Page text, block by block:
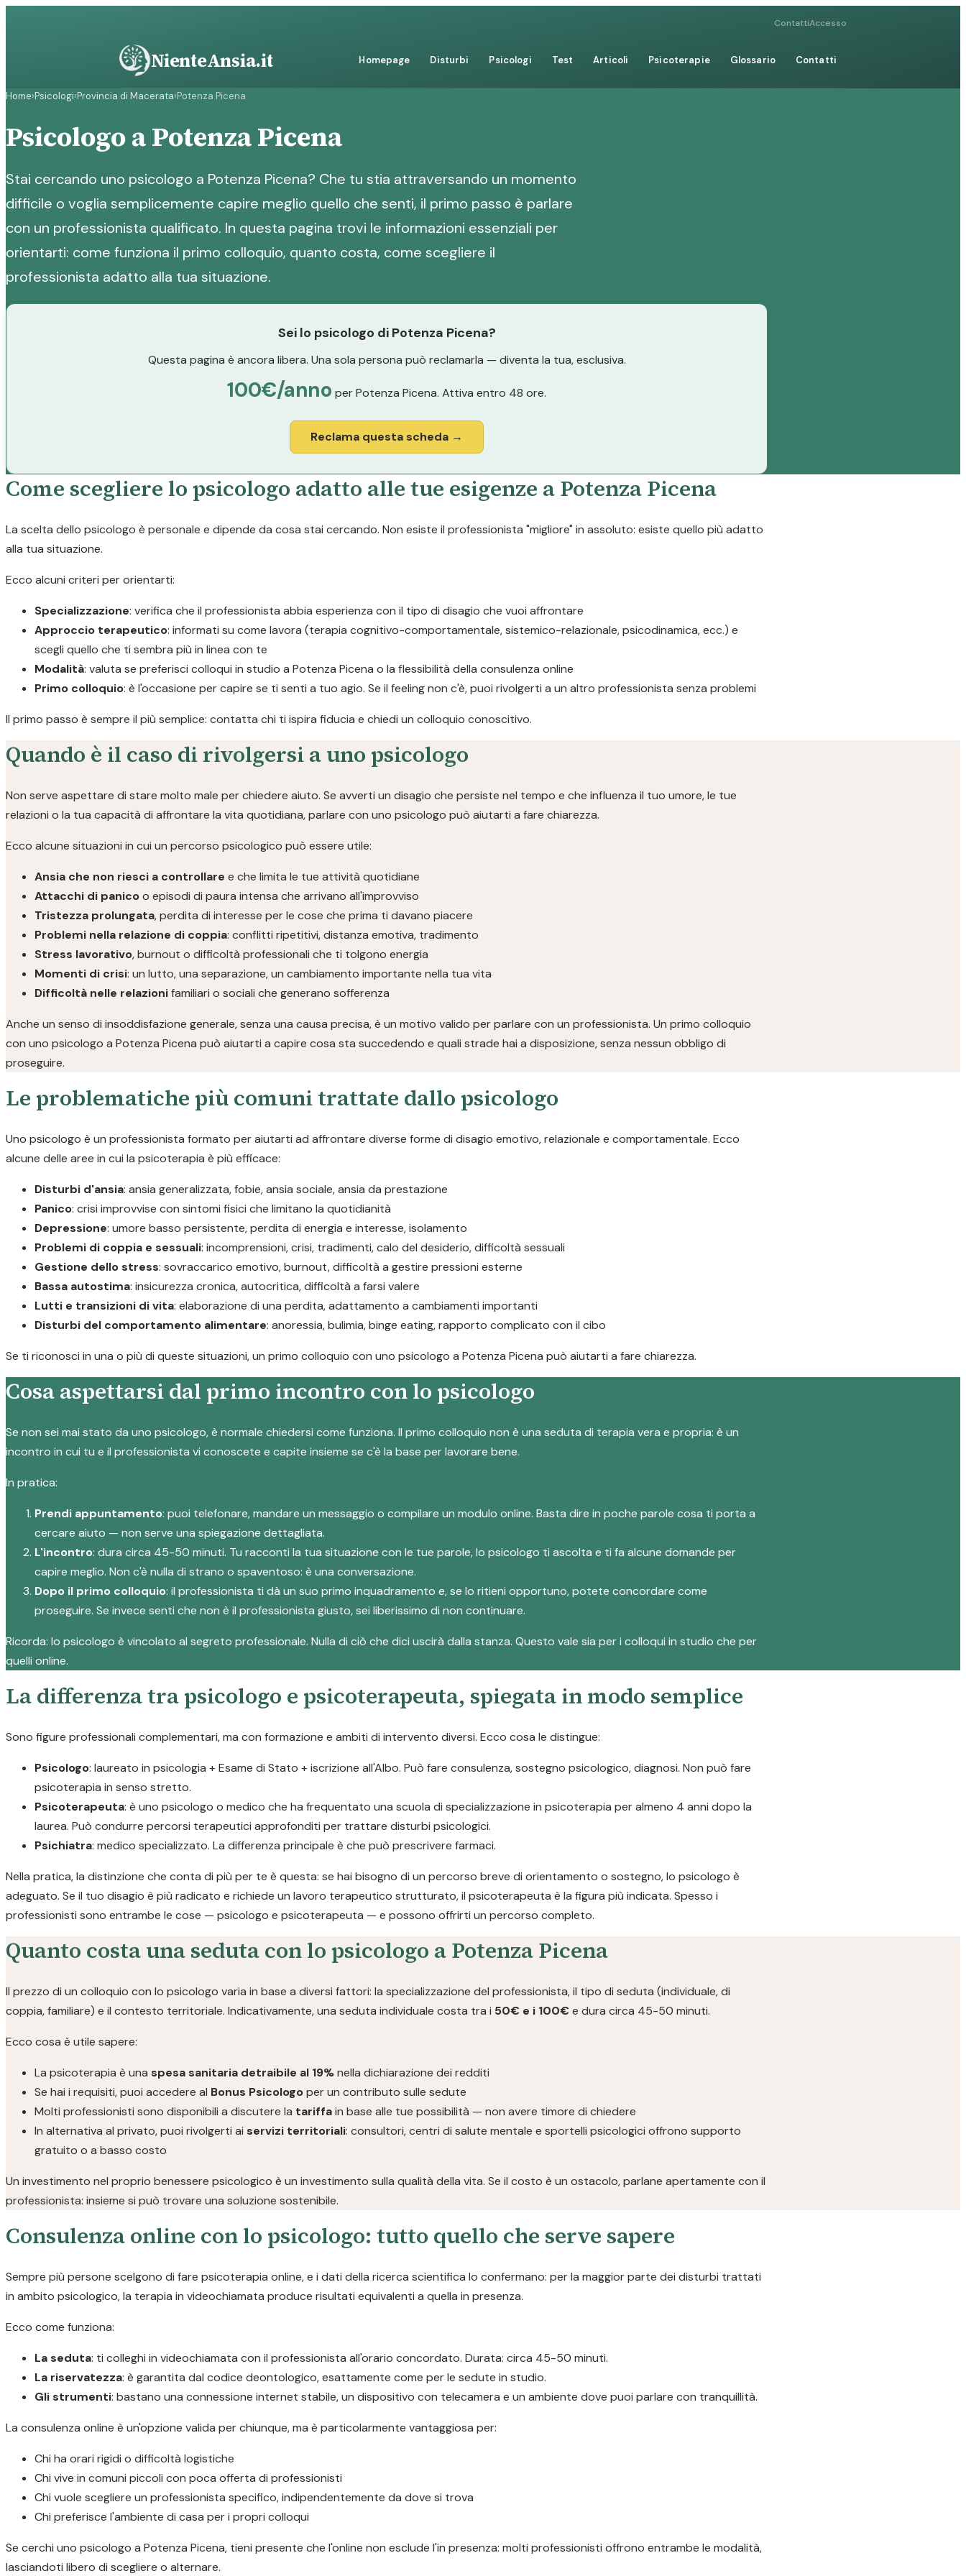
ContattiAccesso
NienteAnsia.it Homepage Disturbi Psicologi Test Articoli Psicoterapie Glossario Contatti
Home›Psicologi›Provincia di Macerata›Potenza Picena
Psicologo a Potenza Picena
Stai cercando uno psicologo a Potenza Picena? Che tu stia attraversando un momento
difficile o voglia semplicemente capire meglio quello che senti, il primo passo è parlare
con un professionista qualificato. In questa pagina trovi le informazioni essenziali per
orientarti: come funziona il primo colloquio, quanto costa, come scegliere il
professionista adatto alla tua situazione.
Sei lo psicologo di Potenza Picena?
Questa pagina è ancora libera. Una sola persona può reclamarla — diventa la tua, esclusiva.
100€/anno per Potenza Picena. Attiva entro 48 ore.
Reclama questa scheda →
Come scegliere lo psicologo adatto alle tue esigenze a Potenza Picena
La scelta dello psicologo è personale e dipende da cosa stai cercando. Non esiste il professionista "migliore" in assoluto: esiste quello più adatto
alla tua situazione.
Ecco alcuni criteri per orientarti:
Specializzazione: verifica che il professionista abbia esperienza con il tipo di disagio che vuoi affrontare
Approccio terapeutico: informati su come lavora (terapia cognitivo-comportamentale, sistemico-relazionale, psicodinamica, ecc.) e
scegli quello che ti sembra più in linea con te
Modalità: valuta se preferisci colloqui in studio a Potenza Picena o la flessibilità della consulenza online
Primo colloquio: è l'occasione per capire se ti senti a tuo agio. Se il feeling non c'è, puoi rivolgerti a un altro professionista senza problemi
Il primo passo è sempre il più semplice: contatta chi ti ispira fiducia e chiedi un colloquio conoscitivo.
Quando è il caso di rivolgersi a uno psicologo
Non serve aspettare di stare molto male per chiedere aiuto. Se avverti un disagio che persiste nel tempo e che influenza il tuo umore, le tue
relazioni o la tua capacità di affrontare la vita quotidiana, parlare con uno psicologo può aiutarti a fare chiarezza.
Ecco alcune situazioni in cui un percorso psicologico può essere utile:
Ansia che non riesci a controllare e che limita le tue attività quotidiane
Attacchi di panicoo episodi di paura intensa che arrivano all'improvviso
Tristezza prolungata, perdita di interesse per le cose che prima ti davano piacere
Problemi nella relazione di coppia: conflitti ripetitivi, distanza emotiva, tradimento
Stress lavorativo, burnout o difficoltà professionali che ti tolgono energia
Momenti di crisi: un lutto, una separazione, un cambiamento importante nella tua vita
Difficoltà nelle relazionifamiliari o sociali che generano sofferenza
Anche un senso di insoddisfazione generale, senza una causa precisa, è un motivo valido per parlare con un professionista. Un primo colloquio
con uno psicologo a Potenza Picena può aiutarti a capire cosa sta succedendo e quali strade hai a disposizione, senza nessun obbligo di
proseguire.
Le problematiche più comuni trattate dallo psicologo
Uno psicologo è un professionista formato per aiutarti ad affrontare diverse forme di disagio emotivo, relazionale e comportamentale. Ecco
alcune delle aree in cui la psicoterapia è più efficace:
Disturbi d'ansia: ansia generalizzata, fobie, ansia sociale, ansia da prestazione
Panico: crisi improvvise con sintomi fisici che limitano la quotidianità
Depressione: umore basso persistente, perdita di energia e interesse, isolamento
Problemi di coppia e sessuali: incomprensioni, crisi, tradimenti, calo del desiderio, difficoltà sessuali
Gestione dello stress: sovraccarico emotivo, burnout, difficoltà a gestire pressioni esterne
Bassa autostima: insicurezza cronica, autocritica, difficoltà a farsi valere
Lutti e transizioni di vita: elaborazione di una perdita, adattamento a cambiamenti importanti
Disturbi del comportamento alimentare: anoressia, bulimia, binge eating, rapporto complicato con il cibo
Se ti riconosci in una o più di queste situazioni, un primo colloquio con uno psicologo a Potenza Picena può aiutarti a fare chiarezza.
Cosa aspettarsi dal primo incontro con lo psicologo
Se non sei mai stato da uno psicologo, è normale chiedersi come funziona. Il primo colloquio non è una seduta di terapia vera e propria: è un
incontro in cui tu e il professionista vi conoscete e capite insieme se c'è la base per lavorare bene.
In pratica:
Prendi appuntamento: puoi telefonare, mandare un messaggio o compilare un modulo online. Basta dire in poche parole cosa ti porta a
cercare aiuto — non serve una spiegazione dettagliata.
L'incontro: dura circa 45-50 minuti. Tu racconti la tua situazione con le tue parole, lo psicologo ti ascolta e ti fa alcune domande per
capire meglio. Non c'è nulla di strano o spaventoso: è una conversazione.
Dopo il primo colloquio: il professionista ti dà un suo primo inquadramento e, se lo ritieni opportuno, potete concordare come
proseguire. Se invece senti che non è il professionista giusto, sei liberissimo di non continuare.
Ricorda: lo psicologo è vincolato al segreto professionale. Nulla di ciò che dici uscirà dalla stanza. Questo vale sia per i colloqui in studio che per
quelli online.
La differenza tra psicologo e psicoterapeuta, spiegata in modo semplice
Sono figure professionali complementari, ma con formazione e ambiti di intervento diversi. Ecco cosa le distingue:
Psicologo: laureato in psicologia + Esame di Stato + iscrizione all'Albo. Può fare consulenza, sostegno psicologico, diagnosi. Non può fare
psicoterapia in senso stretto.
Psicoterapeuta: è uno psicologo o medico che ha frequentato una scuola di specializzazione in psicoterapia per almeno 4 anni dopo la
laurea. Può condurre percorsi terapeutici approfonditi per trattare disturbi psicologici.
Psichiatra: medico specializzato. La differenza principale è che può prescrivere farmaci.
Nella pratica, la distinzione che conta di più per te è questa: se hai bisogno di un percorso breve di orientamento o sostegno, lo psicologo è
adeguato. Se il tuo disagio è più radicato e richiede un lavoro terapeutico strutturato, il psicoterapeuta è la figura più indicata. Spesso i
professionisti sono entrambe le cose — psicologo e psicoterapeuta — e possono offrirti un percorso completo.
Quanto costa una seduta con lo psicologo a Potenza Picena
Il prezzo di un colloquio con lo psicologo varia in base a diversi fattori: la specializzazione del professionista, il tipo di seduta (individuale, di
coppia, familiare) e il contesto territoriale. Indicativamente, una seduta individuale costa tra i 50€ e i 100€ e dura circa 45-50 minuti.
Ecco cosa è utile sapere:
La psicoterapia è una spesa sanitaria detraibile al 19%nella dichiarazione dei redditi
Se hai i requisiti, puoi accedere al Bonus Psicologoper un contributo sulle sedute
Molti professionisti sono disponibili a discutere la tariffain base alle tue possibilità — non avere timore di chiedere
In alternativa al privato, puoi rivolgerti ai servizi territoriali: consultori, centri di salute mentale e sportelli psicologici offrono supporto
gratuito o a basso costo
Un investimento nel proprio benessere psicologico è un investimento sulla qualità della vita. Se il costo è un ostacolo, parlane apertamente con il
professionista: insieme si può trovare una soluzione sostenibile.
Consulenza online con lo psicologo: tutto quello che serve sapere
Sempre più persone scelgono di fare psicoterapia online, e i dati della ricerca scientifica lo confermano: per la maggior parte dei disturbi trattati
in ambito psicologico, la terapia in videochiamata produce risultati equivalenti a quella in presenza.
Ecco come funziona:
La seduta: ti colleghi in videochiamata con il professionista all'orario concordato. Durata: circa 45-50 minuti.
La riservatezza: è garantita dal codice deontologico, esattamente come per le sedute in studio.
Gli strumenti: bastano una connessione internet stabile, un dispositivo con telecamera e un ambiente dove puoi parlare con tranquillità.
La consulenza online è un'opzione valida per chiunque, ma è particolarmente vantaggiosa per:
Chi ha orari rigidi o difficoltà logistiche
Chi vive in comuni piccoli con poca offerta di professionisti
Chi vuole scegliere un professionista specifico, indipendentemente da dove si trova
Chi preferisce l'ambiente di casa per i propri colloqui
Se cerchi uno psicologo a Potenza Picena, tieni presente che l'online non esclude l'in presenza: molti professionisti offrono entrambe le modalità,
lasciandoti libero di scegliere o alternare.